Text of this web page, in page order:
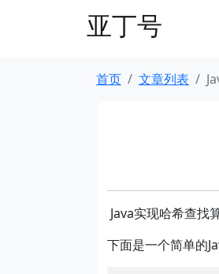
亚丁号
首页 文章列表
Java实现哈希查找
下面是一个简单的